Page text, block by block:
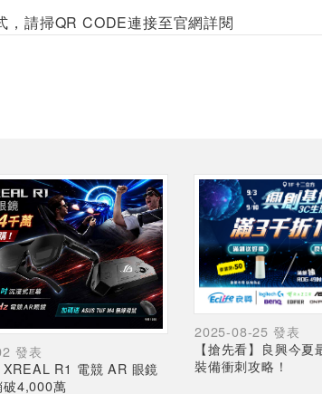
，請掃QR CODE連接至官網詳閱
發表
R1 電競 AR 眼鏡
破4,000萬
2025-08-25 發表
【搶先看】良興今
裝備衝刺攻略！